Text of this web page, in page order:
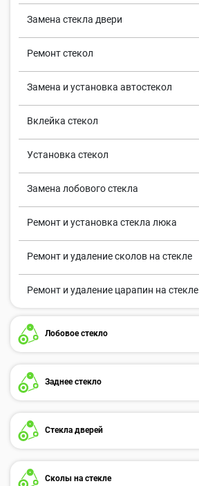
Замена стекла двери
Ремонт стекол
Замена и установка автостекол
Вклейка стекол
Установка стекол
Замена лобового стекла
Ремонт и установка стекла люка
Ремонт и удаление сколов на стекле
Ремонт и удаление царапин на стекле
Лобовое стекло
Заднее стекло
Стекла дверей
Сколы на стекле